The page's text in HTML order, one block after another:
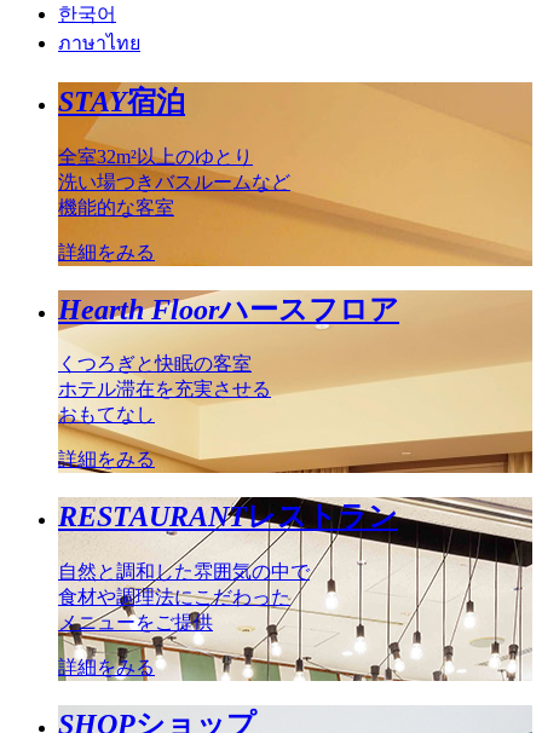
한국어
ภาษาไทย
STAY宿泊
全室32m²以上のゆとり
洗い場つきバスルームなど
機能的な客室
詳細をみる
Hearth Floorハースフロア
くつろぎと快眠の客室
ホテル滞在を充実させる
おもてなし
詳細をみる
RESTAURANTレストラン
自然と調和した雰囲気の中で
食材や調理法にこだわった
メニューをご提供
詳細をみる
SHOPショップ